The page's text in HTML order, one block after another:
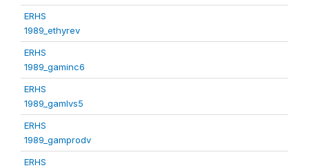
ERHS
1989_ethyrev
ERHS
1989_gaminc6
ERHS
1989_gamlvs5
ERHS
1989_gamprodv
ERHS